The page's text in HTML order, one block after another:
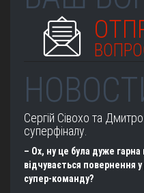
Сергій Сівохо та
суперфіналу.
– Ох, ну це була дуже гарна
відчувається повернення
супер-команду?